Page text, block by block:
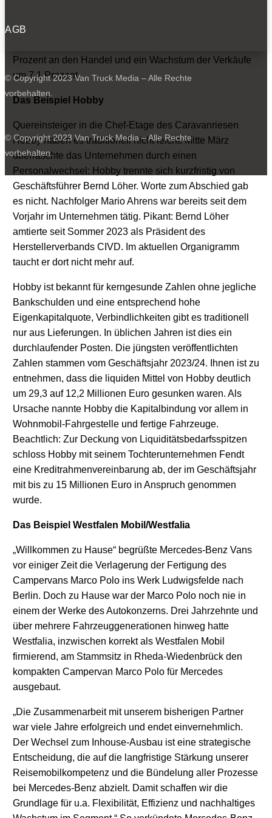
minus 72,4 Millionen). Basis dieser Ergebnisse waren
Prozent an den Handel und ein Wachstum der Verkäufe
um 7,1 Prozent.
Das Beispiel Hobby
Quereinsteiger in die Chef-Etage des Caravanriesen
Hobby haben es traditionell nicht leicht. Mitte März
überraschte das Unternehmen durch einen
Personalwechsel: Hobby trennte sich kurzfristig von
Geschäftsführer Bernd Löher. Worte zum Abschied gab
es nicht. Nachfolger Mario Ahrens war bereits seit dem
Vorjahr im Unternehmen tätig. Pikant: Bernd Löher
amtierte seit Sommer 2023 als Präsident des
Herstellerverbands CIVD. Im aktuellen Organigramm
taucht er dort nicht mehr auf.
Hobby ist bekannt für kerngesunde Zahlen ohne jegliche
Bankschulden und eine entsprechend hohe
Eigenkapitalquote, Verbindlichkeiten gibt es traditionell
nur aus Lieferungen. In üblichen Jahren ist dies ein
durchlaufender Posten. Die jüngsten veröffentlichten
Zahlen stammen vom Geschäftsjahr 2023/24. Ihnen ist zu
entnehmen, dass die liquiden Mittel von Hobby deutlich
um 29,3 auf 12,2 Millionen Euro gesunken waren. Als
Ursache nannte Hobby die Kapitalbindung vor allem in
Wohnmobil-Fahrgestelle und fertige Fahrzeuge.
Beachtlich: Zur Deckung von Liquiditätsbedarfsspitzen
schloss Hobby mit seinem Tochterunternehmen Fendt
eine Kreditrahmenvereinbarung ab, der im Geschäftsjahr
mit bis zu 15 Millionen Euro in Anspruch genommen
wurde.
Das Beispiel Westfalen Mobil/Westfalia
„Willkommen zu Hause“ begrüßte Mercedes-Benz Vans
vor einiger Zeit die Verlagerung der Fertigung des
Campervans Marco Polo ins Werk Ludwigsfelde nach
Berlin. Doch zu Hause war der Marco Polo noch nie in
einem der Werke des Autokonzerns. Drei Jahrzehnte und
über mehrere Fahrzeuggenerationen hinweg hatte
Westfalia, inzwischen korrekt als Westfalen Mobil
firmierend, am Stammsitz in Rheda-Wiedenbrück den
kompakten Campervan Marco Polo für Mercedes
ausgebaut.
„Die Zusammenarbeit mit unserem bisherigen Partner
war viele Jahre erfolgreich und endet einvernehmlich.
Der Wechsel zum Inhouse-Ausbau ist eine strategische
Entscheidung, die auf die langfristige Stärkung unserer
Reisemobilkompetenz und die Bündelung aller Prozesse
bei Mercedes-Benz abzielt. Damit schaffen wir die
Grundlage für u.a. Flexibilität, Effizienz und nachhaltiges
AGB
© Copyright 2023 Van Truck Media – Alle Rechte
vorbehalten.
© Copyright 2023 Van Truck Media – Alle Rechte
vorbehalten.